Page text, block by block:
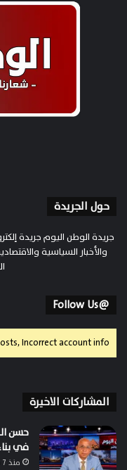
حول الجريدة
جريدة الوطن اليوم جريدة
والأخبار السياسية
@Follow Us
Incorrect account info.
المشاركات الاخيرة
حسن
في
منذ 7 ساعات